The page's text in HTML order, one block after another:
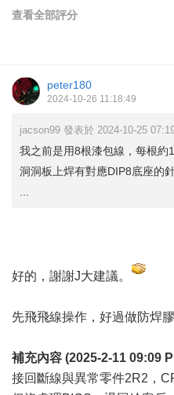
查看全部評分
peter180
2024-10-26 11:18:49
jacson99 發表於 2024-10-25
我之前是用8根漆包線，每根約
洞洞板上焊有對應DIP8底座的
好的，謝謝J大建議。
先飛飛線操作，好過做防焊
補充內容 (2025-2-11 09:09
接回斷線與異常零件2R2，